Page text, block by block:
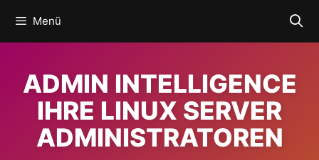
Inhalt
springen
Menü
ADMIN INTELLIGENCE
IHRE LINUX SERVER
ADMINISTRATOREN